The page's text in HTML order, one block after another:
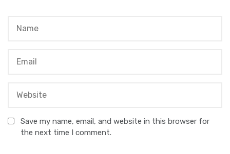
Save my name, email, and website in this browser for
the next time I comment.